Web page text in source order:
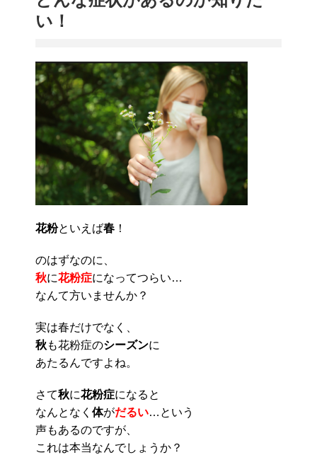
い！
花粉といえば春 ！
のはずなのに、
秋に花粉症になってつらい…
なんて方いませんか？
実は春だけでなく、
秋も花粉症のシーズンに
あたるんですよね。
さて秋に花粉症になると
なんとなく 体がだるい…という
声もあるのですが、
これは本当なんでしょうか？